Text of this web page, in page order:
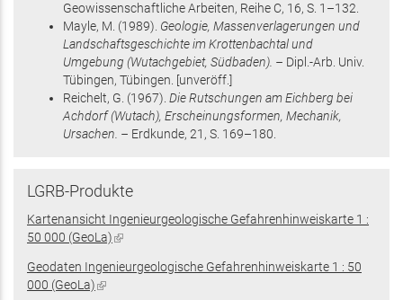
Geowissenschaftliche Arbeiten, Reihe C, 16, S. 1–132.
Mayle, M. (1989). Geologie, Massenverlagerungen und
Landschaftsgeschichte im Krottenbachtal und
Umgebung (Wutachgebiet, Südbaden). – Dipl.-Arb. Univ.
Tübingen, Tübingen. [unveröff.]
Reichelt, G. (1967). Die Rutschungen am Eichberg bei
Achdorf (Wutach), Erscheinungsformen, Mechanik,
Ursachen. – Erdkunde, 21 , S. 169–180.
LGRB-Produkte
Kartenansicht Ingenieurgeologische Gefahrenhinweiskarte 1 :
50 000 (GeoLa)(Link
extern)
Geodaten Ingenieurgeologische Gefahrenhinweiskarte 1 : 50
000 (GeoLa)(Link